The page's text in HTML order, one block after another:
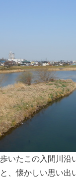
いたこの入間川沿
、懐かしい思い出